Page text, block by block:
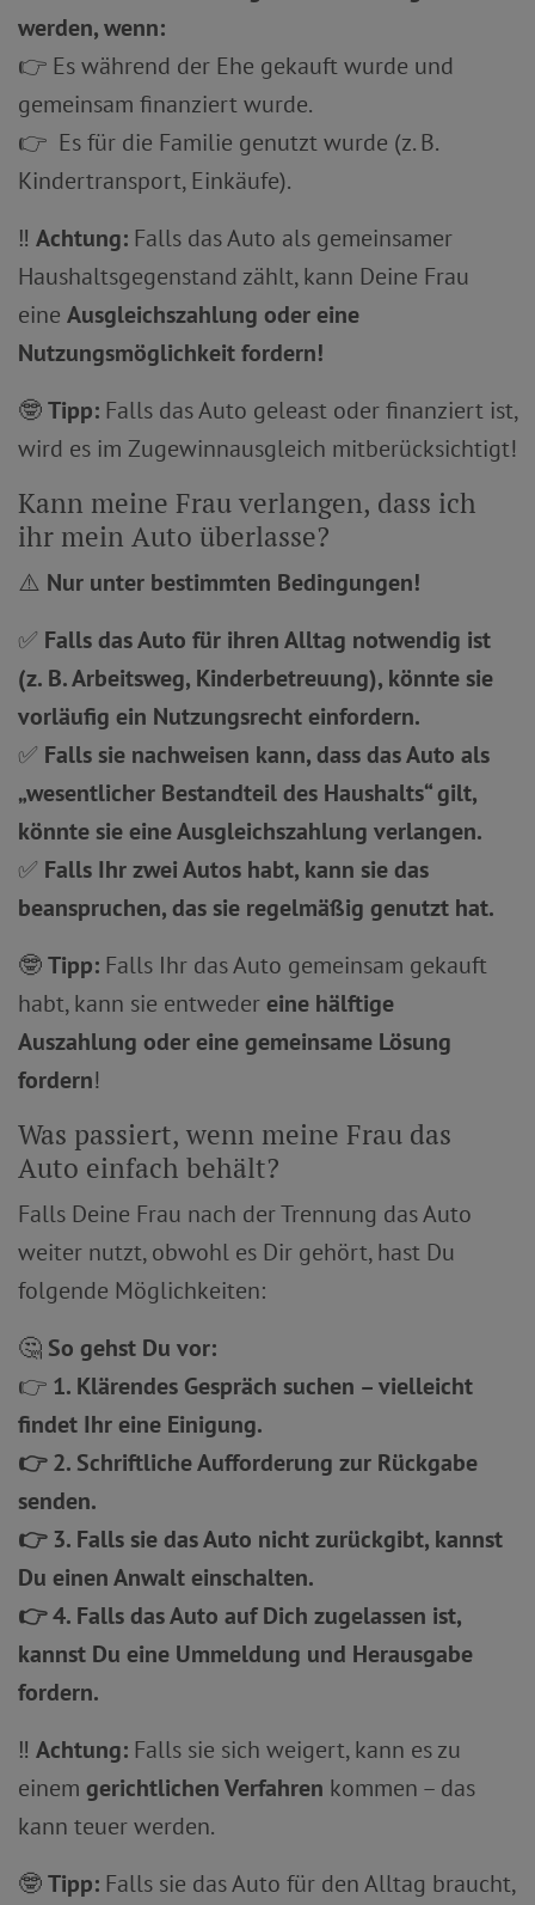
werden, wenn:
👉 Es während der Ehe gekauft wurde und
gemeinsam finanziert wurde.
👉 Es für die Familie genutzt wurde (z. B.
Kindertransport, Einkäufe).
‼️ Achtung: Falls das Auto als gemeinsamer
Haushaltsgegenstand zählt, kann Deine Frau
eine Ausgleichszahlung oder eine
Nutzungsmöglichkeit fordern!
🤓Tipp: Falls das Auto geleast oder finanziert ist,
wird es im Zugewinnausgleich mitberücksichtigt!
Kann meine Frau verlangen, dass ich
ihr mein Auto überlasse?
⚠️ Nur unter bestimmten Bedingungen!
✅ Falls das Auto für ihren Alltag notwendig ist
(z. B. Arbeitsweg, Kinderbetreuung), könnte sie
vorläufig ein Nutzungsrecht einfordern.
✅ Falls sie nachweisen kann, dass das Auto als
„wesentlicher Bestandteil des Haushalts“ gilt,
könnte sie eine Ausgleichszahlung verlangen.
✅ Falls Ihr zwei Autos habt, kann sie das
beanspruchen, das sie regelmäßig genutzt hat.
🤓Tipp: Falls Ihr das Auto gemeinsam gekauft
habt, kann sie entwedereine hälftige
Auszahlung oder eine gemeinsame Lösung
fordern!
Was passiert, wenn meine Frau das
Auto einfach behält?
Falls Deine Frau nach der Trennung das Auto
weiter nutzt, obwohl es Dir gehört, hast Du
folgende Möglichkeiten:
🤔 So gehst Du vor:
👉 1. Klärendes Gespräch suchen – vielleicht
findet Ihr eine Einigung.
👉 2. Schriftliche Aufforderung zur Rückgabe
senden.
👉 3. Falls sie das Auto nicht zurückgibt, kannst
Du einen Anwalt einschalten.
👉 4. Falls das Auto auf Dich zugelassen ist,
kannst Du eine Ummeldung und Herausgabe
fordern.
‼️ Achtung: Falls sie sich weigert, kann es zu
einem gerichtlichen Verfahren kommen – das
kann teuer werden.
🤓Tipp: Falls sie das Auto für den Alltag braucht,